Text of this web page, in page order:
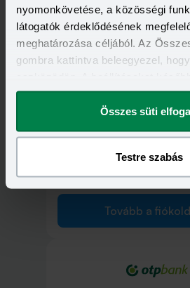
nyomonkövetése, a közösségi
látogatók érdeklődésének
meghatározása céljából. Az
gombra kattintva beleegyezel,
megváltoztathatod.
Összes süti
Testre szabás
1052 Budapest, Deák
9.
Tovább a